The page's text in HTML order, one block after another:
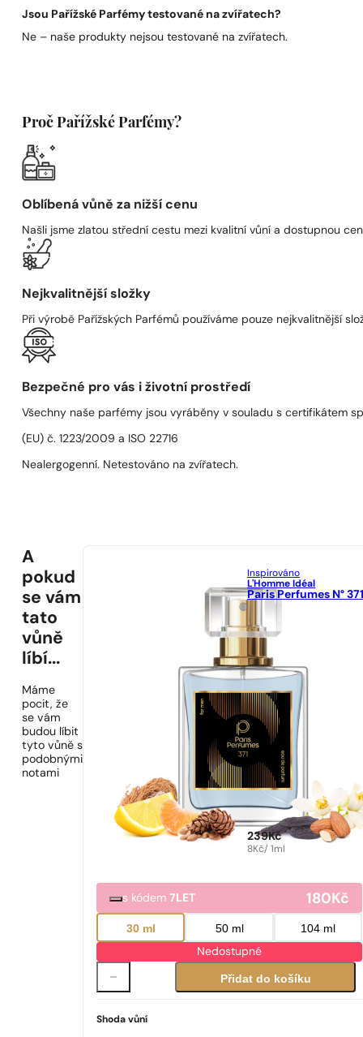
Jsou Pařížské Parfémy testované na zvířatech?
Ne – naše produkty nejsou testované na zvířatech.
Proč Pařížské Parfémy?
Oblíbená vůně za nižší cenu
Našli jsme zlatou střední cestu mezi kvalitní vůní a dostupnou
Nejkvalitnější složky
Při výrobě Pařížských Parfémů používáme pouze nejkvalitnější
Bezpečné pro vás i životní prostředí
Všechny naše parfémy jsou vyráběny v souladu s certifikátem
(EU) č. 1223/2009 a ISO 22716
Nealergogenní. Netestováno na zvířatech.
A
pokud
se vám
tato
vůně
líbí...
Máme
pocit, že
se vám
budou líbit
tyto vůně s
podobnými
notami
Inspirováno
L'Homme Idéal
Paris Perfumes N°
239Kč
8Kč/ 1ml
s kódem7LET 180 Kč
30 ml 50 ml 104 ml
Nedostupné
Přidat do košíku
Shoda vůní